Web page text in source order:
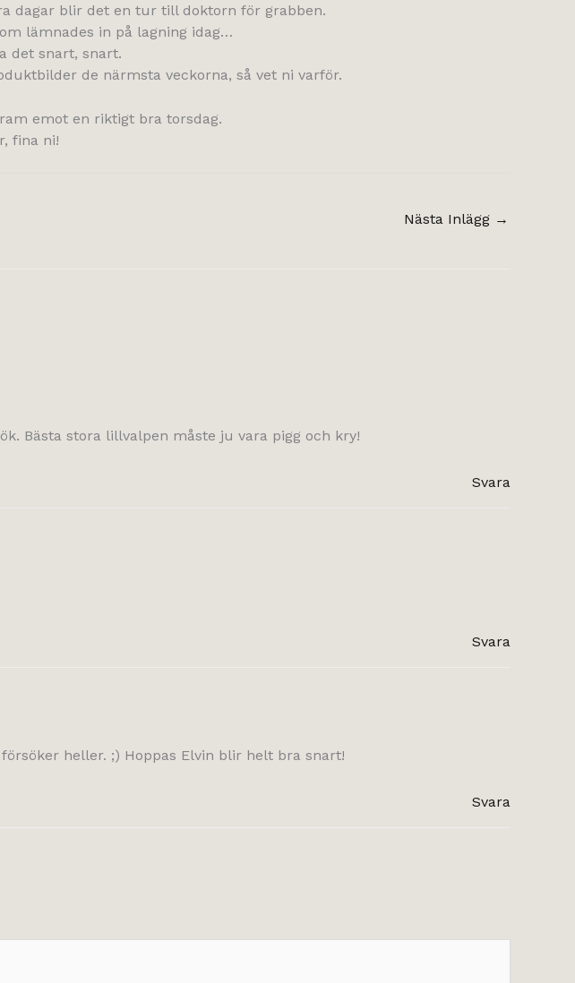
dagar blir det en tur till doktorn för grabben.
lämnades in på lagning idag…
det snart, snart.
de närmsta veckorna, så vet ni varför.
emot en riktigt bra torsdag.
fina ni!
Nästa Inlägg →
Bästa stora lillvalpen måste ju vara pigg och kry!
Svara
Svara
heller. ;) Hoppas Elvin blir helt bra snart!
Svara